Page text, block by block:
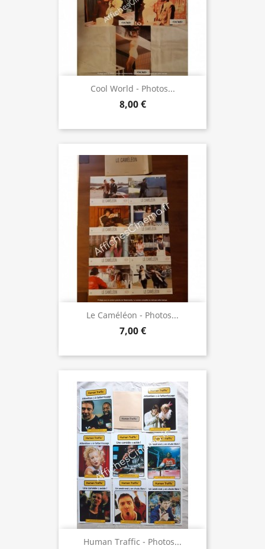
Cool World - Photos...
8,00 €
Le Caméléon - Photos...
7,00 €
Human Traffic - Photos...